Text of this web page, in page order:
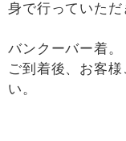
身で行っていただ
バンクーバー着。
ご到着後、お客
い。